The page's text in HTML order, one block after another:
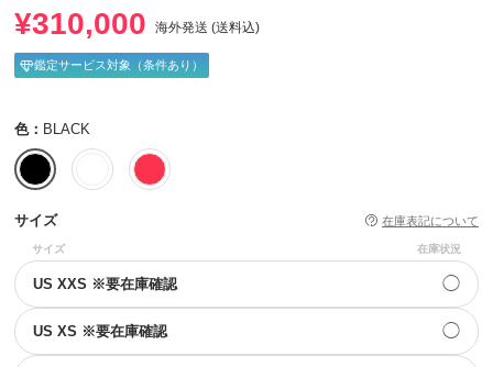
¥310,000 海外発送 (送料込)
鑑定サービス対象（条件あり）
色： BLACK
サイズ 在庫表記について
サイズ 在庫状況
US XXS ※要在庫確認 ◯
US XS ※要在庫確認 ◯